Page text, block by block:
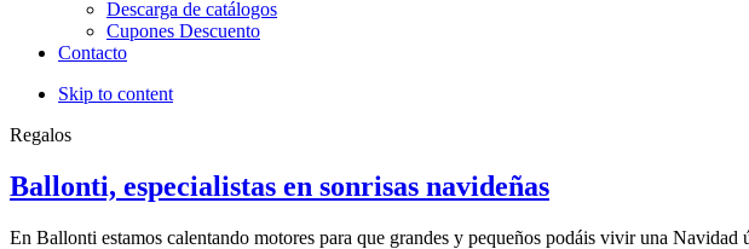
Descarga de catálogos
Cupones Descuento
Contacto
Skip to content
Regalos
Ballonti, especialistas en sonrisas navideñas
En Ballonti estamos calentando motores para que grandes y pequeños podáis vivir una Navidad